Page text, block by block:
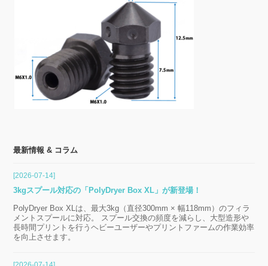
最新情報 & コラム
[2026-07-14]
3kgスプール対応の「PolyDryer Box XL」が新登場！
PolyDryer Box XLは、最大3kg（直径300mm × 幅118mm）のフィラ
メントスプールに対応。 スプール交換の頻度を減らし、大型造形や
長時間プリントを行うヘビーユーザーやプリントファームの作業効率
を向上させます。